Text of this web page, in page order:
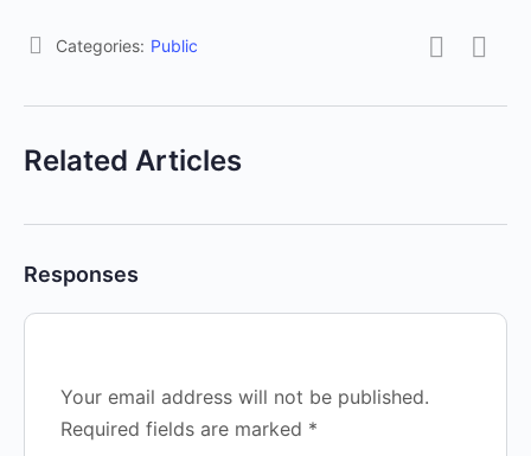
Categories: Public
Related Articles
Responses
Your email address will not be published.
Required fields are marked *